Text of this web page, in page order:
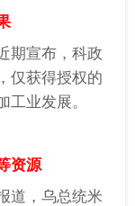
期宣布，科政
仅获得授权的
业发展。
资源
道，乌总统米